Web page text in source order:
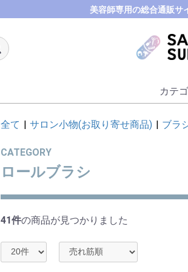
美容師専用の総合通販サ
カテ
全て サロン小物(お取り寄せ商品) ブラ
CATEGORY
ロールブラシ
41件の商品が見つかりました